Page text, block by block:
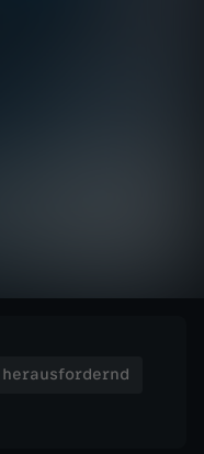
herausfordernd